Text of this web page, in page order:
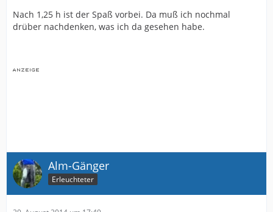
Nach 1,25 h ist der Spaß vorbei. Da muß ich nochmal
drüber nachdenken, was ich da gesehen habe.
Alm-Gänger
Erleuchteter